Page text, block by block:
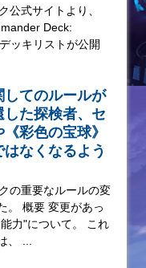
公式サイトより、
Deck:
ッキリストが公開
してのルールが
た探検者、セ
彩色の宝球》
なくなるよう
の重要なルールの変
。 概要 変更があっ
力"について。 これ
、 ...